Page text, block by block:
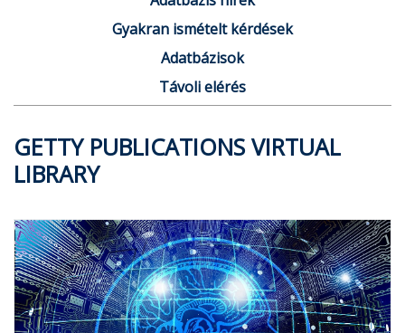
Gyakran ismételt kérdések
Adatbázisok
Távoli elérés
GETTY PUBLICATIONS VIRTUAL
LIBRARY